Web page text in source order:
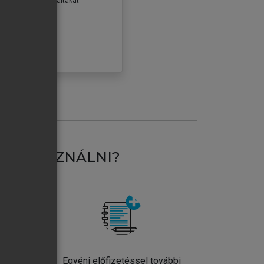
HASZNÁLNI?
Egyéni előfizetéssel további